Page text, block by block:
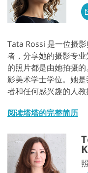
Tata Rossi 是一位摄
者，分享她的摄影专
的照片都是由她拍摄
影美术学士学位。她
者和任何感兴趣的人教
阅读塔塔的完整简历